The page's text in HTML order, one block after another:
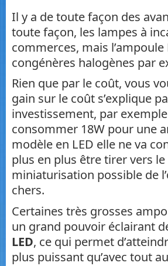
Il y a de toute façon des
toute façon, les lampes à
commerces, mais
congénères halogènes par
Rien que par le coût, vous
gain sur le coût s’explique
investissement, par
consommer 18W pour une
modèle en LED elle ne va
plus en plus être tirer vers
miniaturisation possible de
chers.
Certaines très grosses
un grand pouvoir éclairant
LED, ce qui permet
plus puissant qu’avec tout